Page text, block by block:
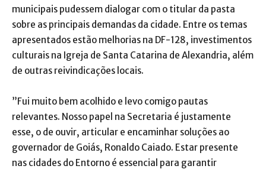
municipais pudessem dialogar com o titular da pasta
sobre as principais demandas da cidade. Entre os temas
apresentados estão melhorias na DF-128, investimentos
culturais na Igreja de Santa Catarina de Alexandria, além
de outras reivindicações locais.
”Fui muito bem acolhido e levo comigo pautas
relevantes. Nosso papel na Secretaria é justamente
esse, o de ouvir, articular e encaminhar soluções ao
governador de Goiás, Ronaldo Caiado. Estar presente
nas cidades do Entorno é essencial para garantir